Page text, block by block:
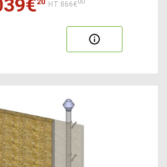
HT:866€00